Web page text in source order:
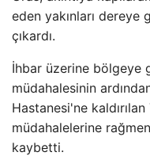
eden yakınları dereye
çıkardı.
İhbar üzerine bölgeye
müdahalesinin
Hastanesi'ne
müdahalelerine
kaybetti.